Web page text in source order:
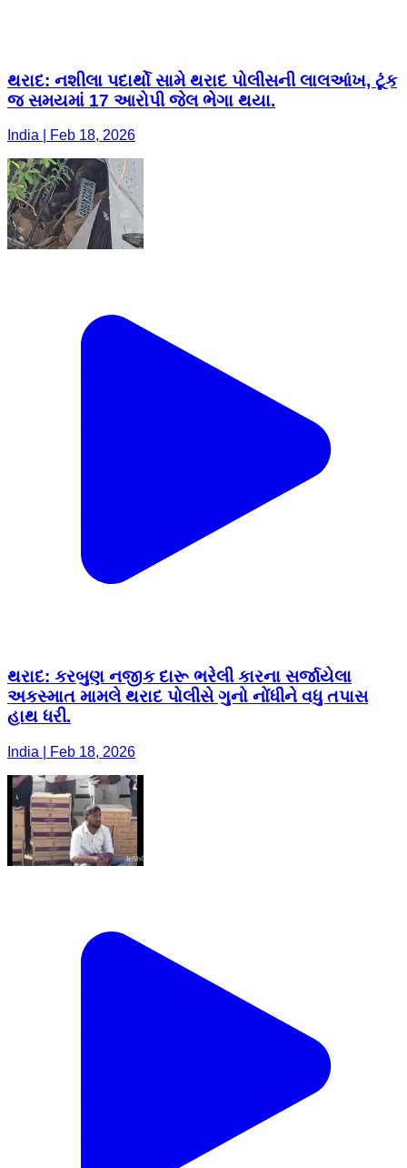
થરાદ: નશીલા પદાર્થો સામે થરાદ પોલીસની લાલઆંખ, ટૂંક
જ સમયમાં 17 આરોપી જેલ ભેગા થયા.
India | Feb 18, 2026
થરાદ: કરબુણ નજીક દારૂ ભરેલી કારના સર્જાયેલા
અકસ્માત મામલે થરાદ પોલીસે ગુનો નોંધીને વધુ તપાસ
હાથ ધરી.
India | Feb 18, 2026